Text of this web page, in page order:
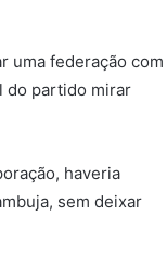
uma federação com
do partido mirar
haveria
sem deixar